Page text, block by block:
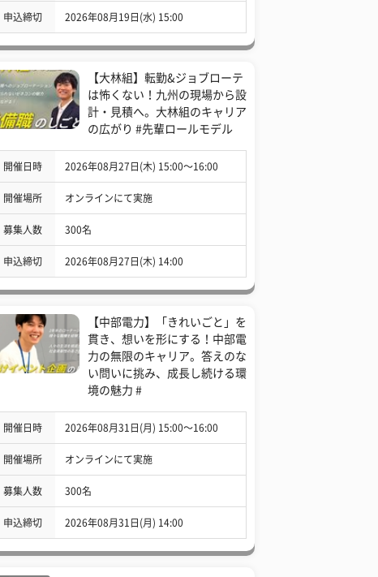
申込締切 2026年08月19日(水) 15:00
【大林組】転勤&ジョブローテ
は怖くない！九州の現場から設
計・見積へ。大林組のキャリア
の広がり #先輩ロールモデル
開催日時 2026年08月27日(木) 15:00〜16:00
開催場所 オンラインにて実施
募集人数 300名
申込締切 2026年08月27日(木) 14:00
【中部電力】「きれいごと」を
貫き、想いを形にする！中部電
力の無限のキャリア。答えのな
い問いに挑み、成長し続ける環
境の魅力 #
開催日時 2026年08月31日(月) 15:00〜16:00
開催場所 オンラインにて実施
募集人数 300名
申込締切 2026年08月31日(月) 14:00